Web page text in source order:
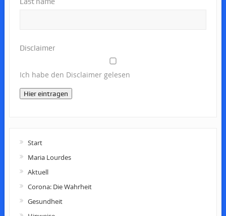
Disclaimer
Ich habe den Disclaimer gelesen
Hier eintragen
Start
Maria Lourdes
Aktuell
Corona: Die Wahrheit
Gesundheit